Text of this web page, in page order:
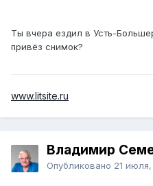
Ты вчера ездил в Усть-
привёз снимок?
www.litsite.ru
Владимир
Опубликовано 21 июля,